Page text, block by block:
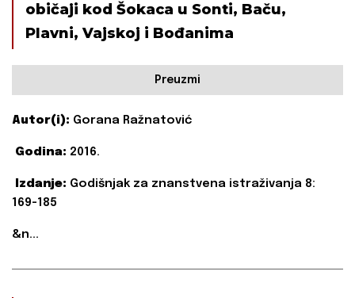
običaji kod Šokaca u Sonti, Baču,
Plavni, Vajskoj i Bođanima
Preuzmi
Autor(i): Gorana Ražnatović
Godina: 2016.
Izdanje: Godišnjak za znanstvena istraživanja 8:
169-185
&n...